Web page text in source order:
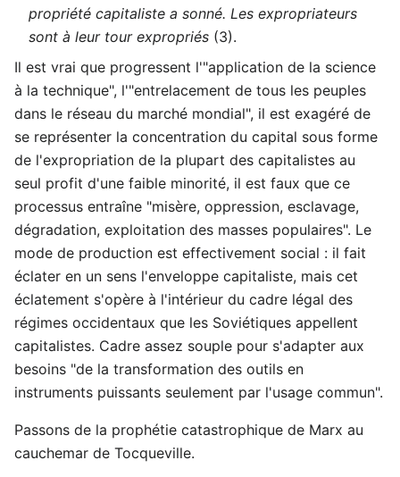
propriété capitaliste a sonné. Les expropriateurs
sont à leur tour expropriés (3).
Il est vrai que progressent l'"application de la science
à la technique", l'"entrelacement de tous les peuples
dans le réseau du marché mondial", il est exagéré de
se représenter la concentration du capital sous forme
de l'expropriation de la plupart des capitalistes au
seul profit d'une faible minorité, il est faux que ce
processus entraîne "misère, oppression, esclavage,
dégradation, exploitation des masses populaires". Le
mode de production est effectivement social : il fait
éclater en un sens l'enveloppe capitaliste, mais cet
éclatement s'opère à l'intérieur du cadre légal des
régimes occidentaux que les Soviétiques appellent
capitalistes. Cadre assez souple pour s'adapter aux
besoins "de la transformation des outils en
instruments puissants seulement par l'usage commun".
Passons de la prophétie catastrophique de Marx au
cauchemar de Tocqueville.